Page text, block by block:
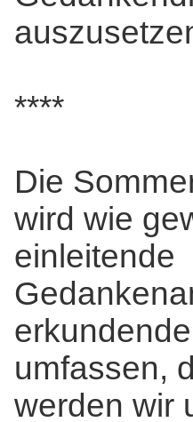
****
Die
wird wie
einleitende
umfassen,
werden wir